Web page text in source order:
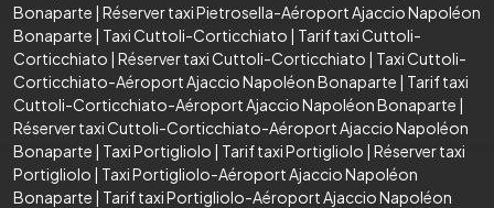
Bonaparte | Réserver taxi Pietrosella-Aéroport Ajaccio Napoléon
Bonaparte | Taxi Cuttoli-Corticchiato | Tarif taxi Cuttoli-
Corticchiato | Réserver taxi Cuttoli-Corticchiato | Taxi Cuttoli-
Corticchiato-Aéroport Ajaccio Napoléon Bonaparte | Tarif taxi
Cuttoli-Corticchiato-Aéroport Ajaccio Napoléon Bonaparte |
Réserver taxi Cuttoli-Corticchiato-Aéroport Ajaccio Napoléon
Bonaparte | Taxi Portigliolo | Tarif taxi Portigliolo | Réserver taxi
Portigliolo | Taxi Portigliolo-Aéroport Ajaccio Napoléon
Bonaparte | Tarif taxi Portigliolo-Aéroport Ajaccio Napoléon